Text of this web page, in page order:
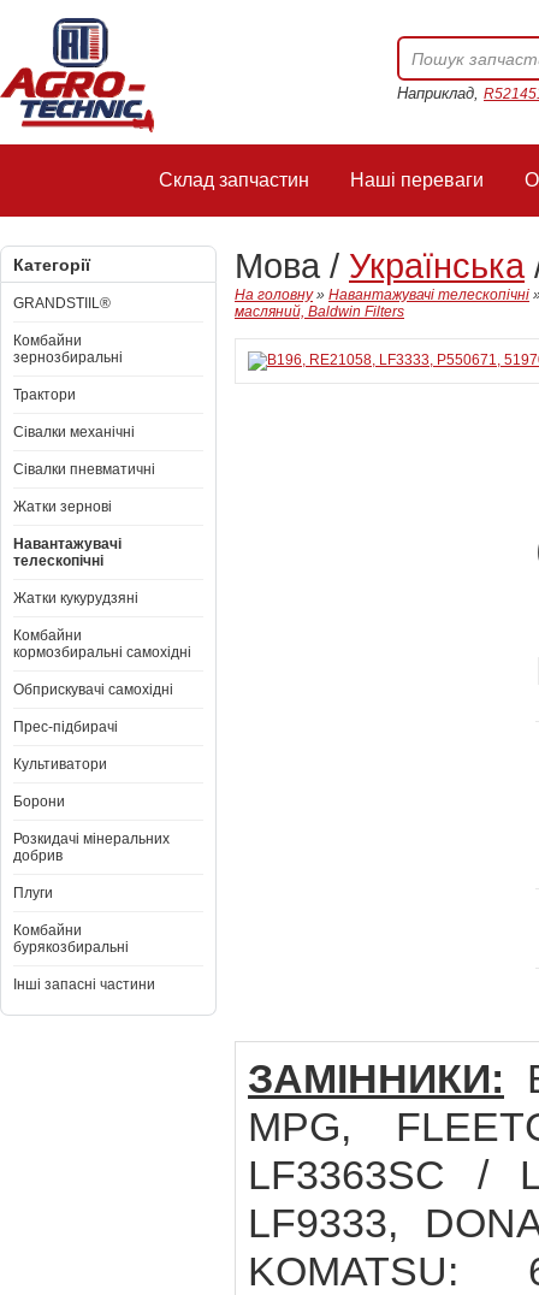
Наприклад,
Склад запчастин Наші переваги
Категорії
GRANDSTIIL®
Комбайни
зернозбиральні
Трактори
Сівалки механічні
Сівалки пневматичні
Жатки зернові
Навантажувачі
телескопічні
Жатки кукурудзяні
Комбайни
кормозбиральні самохідні
Обприскувачі самохідні
Прес-підбирачі
Культиватори
Борони
Розкидачі мінеральних
добрив
Плуги
Комбайни
бурякозбиральні
Інші запасні частини
Мова / Українська
На головну» Навантажувачі телескопічні
масляний, Baldwin Filters
ЗАМІННИКИ:
MPG,
LF3363SC /
LF9333,
KOMATSU: